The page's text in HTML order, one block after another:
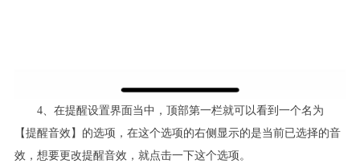
4、在提醒设置界面当中，顶部第一栏就可以看到一个名为
【提醒音效】的选项，在这个选项的右侧显示的是当前已选择的音
效，想要更改提醒音效，就点击一下这个选项。